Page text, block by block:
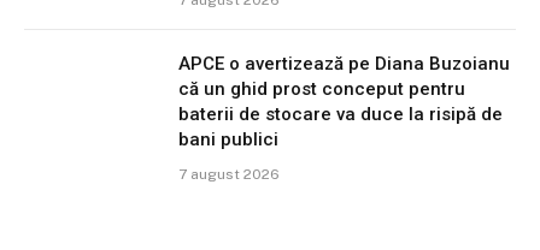
APCE o avertizează pe Diana Buzoianu
că un ghid prost conceput pentru
baterii de stocare va duce la risipă de
bani publici
7 august 2026